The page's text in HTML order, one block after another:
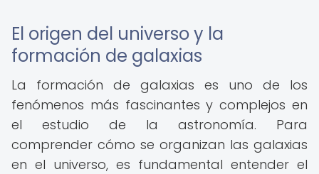
El origen del universo y la
formación de galaxias
La formación de galaxias es uno de los
fenómenos más fascinantes y complejos en
el estudio de la astronomía. Para
comprender cómo se organizan las galaxias
en el universo, es fundamental entender el